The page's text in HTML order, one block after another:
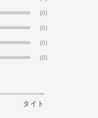
(0)
(0)
(0)
(0)
タイト